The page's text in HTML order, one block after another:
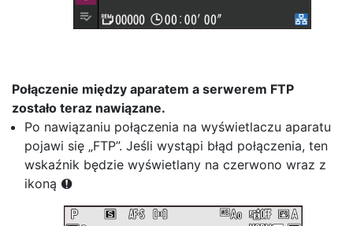
Połączenie między aparatem a serwerem FTP
zostało teraz nawiązane.
Po nawiązaniu połączenia na wyświetlaczu aparatu
pojawi się „FTP”. Jeśli wystąpi błąd połączenia, ten
wskaźnik będzie wyświetlany na czerwono wraz z
ikoną C